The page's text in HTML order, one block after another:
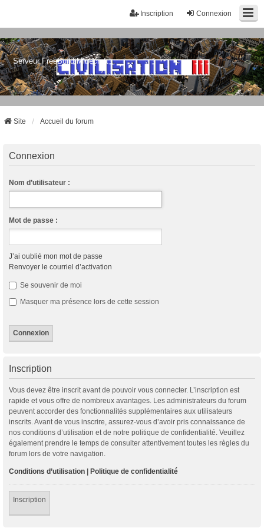
Connexion
Inscription
Serveur FreeBuild Minecraft
Site Accueil du forum
Connexion
Nom d’utilisateur :
Mot de passe :
J’ai oublié mon mot de passe
Renvoyer le courriel d’activation
Se souvenir de moi
Masquer ma présence lors de cette session
Inscription
Vous devez être inscrit avant de pouvoir vous connecter. L’inscription est
rapide et vous offre de nombreux avantages. Les administrateurs du forum
peuvent accorder des fonctionnalités supplémentaires aux utilisateurs
inscrits. Avant de vous inscrire, assurez-vous d’avoir pris connaissance de
nos conditions d’utilisation et de notre politique de confidentialité. Veuillez
également prendre le temps de consulter attentivement toutes les règles du
forum lors de votre navigation.
Conditions d’utilisation | Politique de confidentialité
Inscription